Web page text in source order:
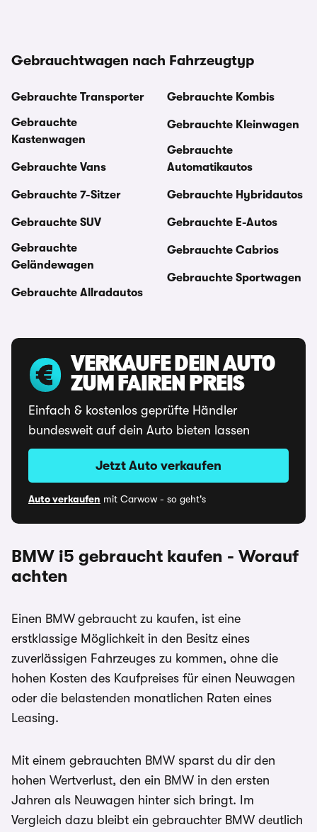
Gebrauchtwagen nach Fahrzeugtyp
Gebrauchte Transporter
Gebrauchte
Kastenwagen
Gebrauchte Vans
Gebrauchte 7-Sitzer
Gebrauchte SUV
Gebrauchte
Geländewagen
Gebrauchte Allradautos
Gebrauchte Kombis
Gebrauchte Kleinwagen
Gebrauchte
Automatikautos
Gebrauchte Hybridautos
Gebrauchte E-Autos
Gebrauchte Cabrios
Gebrauchte Sportwagen
VERKAUFE DEIN AUTO
ZUM FAIREN PREIS
Einfach & kostenlos geprüfte Händler
bundesweit auf dein Auto bieten lassen
Jetzt Auto verkaufen
Auto verkaufen mit Carwow - so geht's
BMW i5 gebraucht kaufen - Worauf
achten
Einen BMW gebraucht zu kaufen, ist eine
erstklassige Möglichkeit in den Besitz eines
zuverlässigen Fahrzeuges zu kommen, ohne die
hohen Kosten des Kaufpreises für einen Neuwagen
oder die belastenden monatlichen Raten eines
Leasing.
Mit einem gebrauchten BMW sparst du dir den
hohen Wertverlust, den ein BMW in den ersten
Jahren als Neuwagen hinter sich bringt. Im
Vergleich dazu bleibt ein gebrauchter BMW deutlich